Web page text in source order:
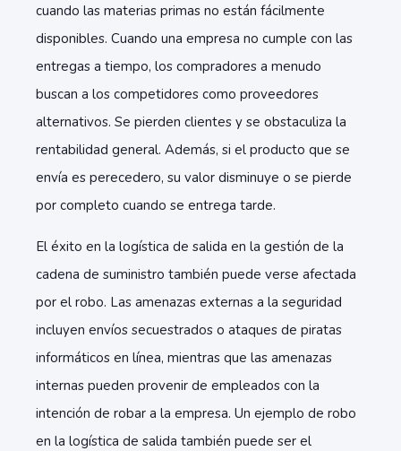
cuando las materias primas no están fácilmente
disponibles. Cuando una empresa no cumple con las
entregas a tiempo, los compradores a menudo
buscan a los competidores como proveedores
alternativos. Se pierden clientes y se obstaculiza la
rentabilidad general. Además, si el producto que se
envía es perecedero, su valor disminuye o se pierde
por completo cuando se entrega tarde.
El éxito en la logística de salida en la gestión de la
cadena de suministro también puede verse afectada
por el robo. Las amenazas externas a la seguridad
incluyen envíos secuestrados o ataques de piratas
informáticos en línea, mientras que las amenazas
internas pueden provenir de empleados con la
intención de robar a la empresa. Un ejemplo de robo
en la logística de salida también puede ser el